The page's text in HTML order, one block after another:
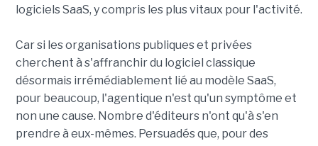
logiciels SaaS, y compris les plus vitaux pour l'activité.
Car si les organisations publiques et privées
cherchent à s'affranchir du logiciel classique
désormais irrémédiablement lié au modèle SaaS,
pour beaucoup, l'agentique n'est qu'un symptôme et
non une cause. Nombre d'éditeurs n'ont qu'à s'en
prendre à eux-mêmes. Persuadés que, pour des